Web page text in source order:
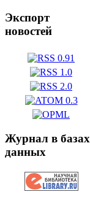
Экспорт
новостей
Журнал в базах
данных